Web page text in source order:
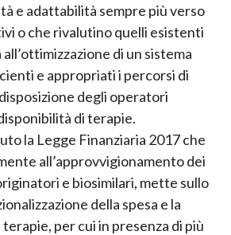
e adattabilità sempre più verso
o che rivalutino quelli esistenti
di un sistema
e appropriati i percorsi di
degli operatori
di terapie.
la Legge Finanziaria 2017 che
all’approvvigionamento dei
e biosimilari, mette sullo
della spesa e la
per cui in presenza di più